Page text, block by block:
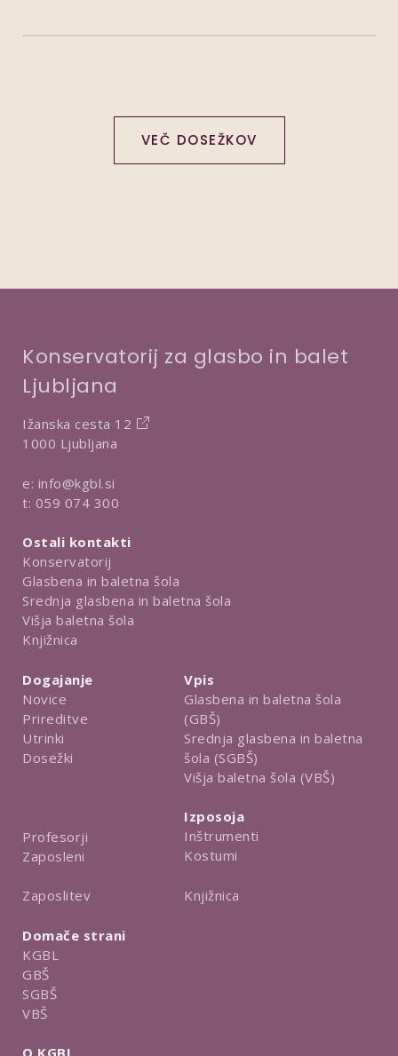
VEČ DOSEŽKOV
Konservatorij za glasbo in balet
Ljubljana
Ižanska cesta 12
1000 Ljubljana
e: info@kgbl.si
t: 059 074 300
Ostali kontakti
Konservatorij
Glasbena in baletna šola
Srednja glasbena in baletna šola
Višja baletna šola
Knjižnica
Dogajanje
Novice
Prireditve
Utrinki
Dosežki
Profesorji
Zaposleni
Zaposlitev
Vpis
Glasbena in baletna šola
(GBŠ)
Srednja glasbena in baletna
šola (SGBŠ)
Višja baletna šola (VBŠ)
Izposoja
Inštrumenti
Kostumi
Knjižnica
Domače strani
KGBL
GBŠ
SGBŠ
VBŠ